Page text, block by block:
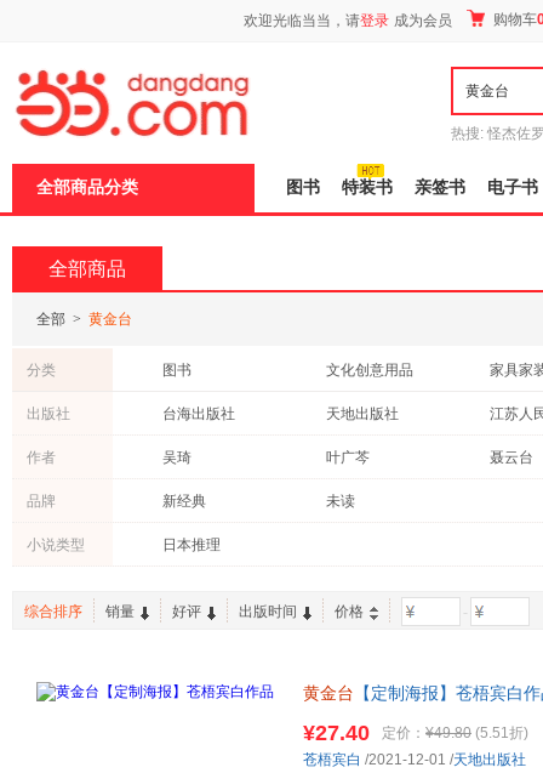
欢迎光临当当，请登录 成为会员 购物车
热搜: 怪杰佐
全部商品分类 图书 特装书 亲签书 电子书
全部商品
全部 > 黄金台
分类 图书 文化创意用品
家具家
电子书/听书
杂志
出版社 台海出版社 天地出版社
江苏人
上海远东出版社
广东旅游出版社
电子工
中国纺织出版社
中国铁道出版社
上海人民出版社
同济大学出版社
吉林出版社
湖南文
陕西师范大学出版社
青岛出
作者 吴琦 叶广芩
聂云台
蒙台梭利
打眼
杨帆
田金美
梁秋实
老舍
蒋勇
洪云
管家琪
宝树 安妮·莱
品牌 新经典 未读
小说类型 日本推理
综合排序 销量 好评 出版时间 价格 -
黄金台 【定制海报】苍梧宾白
公列传+敕旨+异型人物卡+初
¥27.40 定价： ¥49.80 (5.51折)
苍梧宾白 /2021-12-01 /天地出版社
页
加